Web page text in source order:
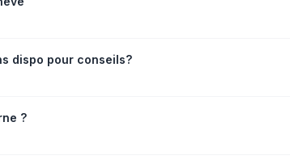
dispo pour conseils?
?